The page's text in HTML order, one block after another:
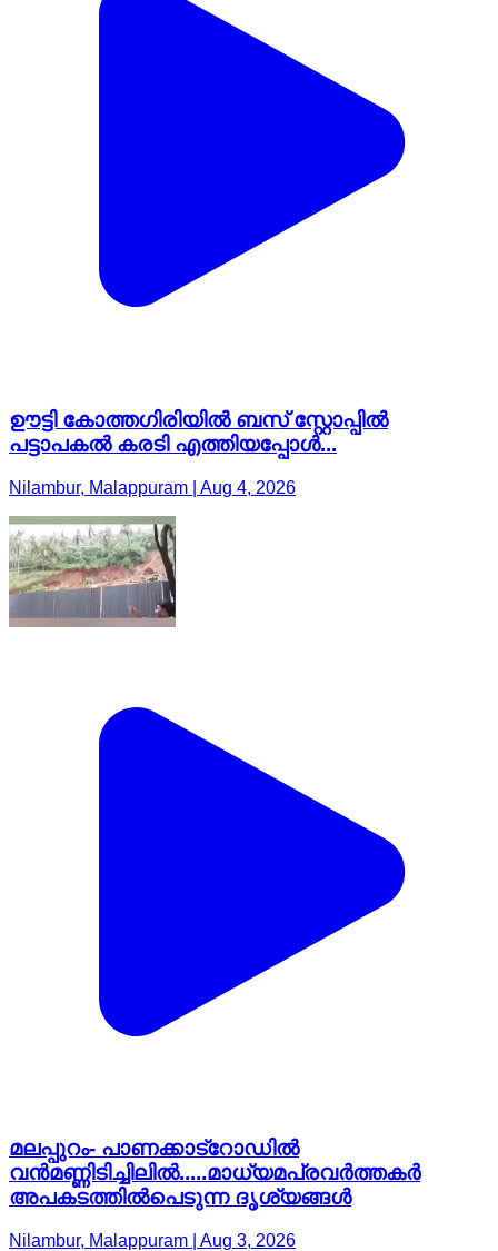
ഊട്ടി കോത്തഗിരിയിൽ ബസ് സ്റ്റോപ്പിൽ
പട്ടാപകൽ കരടി എത്തിയപ്പോൾ...
Nilambur, Malappuram | Aug 4, 2026
മലപ്പുറം- പാണക്കാട്റോഡില്‍
വൻമണ്ണിടിച്ചിലിൽ.....മാധ്യമപ്രവർത്തകർ
അപകടത്തിൽപെടുന്ന ദൃശ്യങ്ങൾ
Nilambur, Malappuram | Aug 3, 2026